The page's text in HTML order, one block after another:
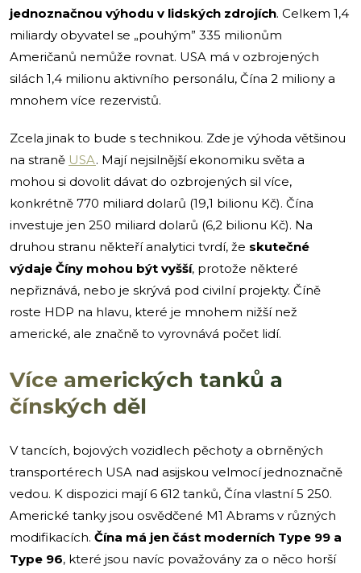
jednoznačnou výhodu v lidských zdrojích. Celkem 1,4
miliardy obyvatel se „pouhým” 335 milionům
Američanů nemůže rovnat. USA má v ozbrojených
silách 1,4 milionu aktivního personálu, Čína 2 miliony a
mnohem více rezervistů.
Zcela jinak to bude s technikou. Zde je výhoda většinou
na straně USA. Mají nejsilnější ekonomiku světa a
mohou si dovolit dávat do ozbrojených sil více,
konkrétně 770 miliard dolarů (19,1 bilionu Kč). Čína
investuje jen 250 miliard dolarů (6,2 bilionu Kč). Na
druhou stranu někteří analytici tvrdí, že skutečné
výdaje Číny mohou být vyšší, protože některé
nepřiznává, nebo je skrývá pod civilní projekty. Číně
roste HDP na hlavu, které je mnohem nižší než
americké, ale značně to vyrovnává počet lidí.
Více amerických tanků a
čínských děl
V tancích, bojových vozidlech pěchoty a obrněných
transportérech USA nad asijskou velmocí jednoznačně
vedou. K dispozici mají 6 612 tanků, Čína vlastní 5 250.
Americké tanky jsou osvědčené M1 Abrams v různých
modifikacích. Čína má jen část moderních Type 99 a
Type 96, které jsou navíc považovány za o něco horší